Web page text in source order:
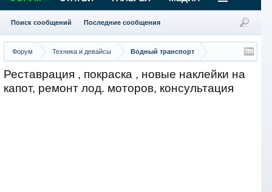
Форум Техника и девайсы Водный транспорт
Реставрация , покраска , новые наклейки на
капот, ремонт лод. моторов, консультация
Поиск сообщений Последние сообщения